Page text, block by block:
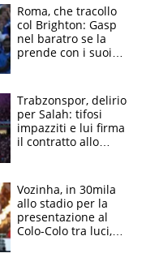
Roma, che tracollo
col Brighton: Gasp
nel baratro se la
prende con i suoi
Trabzonspor, delirio
per Salah: tifosi
impazziti e lui firma
il contratto allo
Vozinha, in 30mila
allo stadio per la
presentazione al
Colo-Colo tra luci,